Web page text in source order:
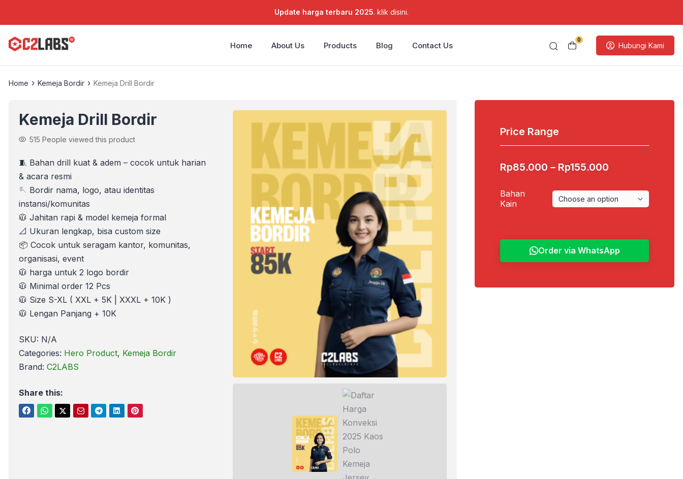
Update harga terbaru 2025. klik disini.
0
Hubungi Kami
Home About Us Products Blog Contact Us
Home › Kemeja Bordir › Kemeja Drill Bordir
Kemeja Drill Bordir
515 People viewed this product
🧵 Bahan drill kuat & adem – cocok untuk harian
& acara resmi
🪡 Bordir nama, logo, atau identitas
instansi/komunitas
🧥 Jahitan rapi & model kemeja formal
📐 Ukuran lengkap, bisa custom size
📦 Cocok untuk seragam kantor, komunitas,
organisasi, event
🧥 harga untuk 2 logo bordir
🧥 Minimal order 12 Pcs
🧥 Size S-XL ( XXL + 5K | XXXL + 10K )
🧥 Lengan Panjang + 10K
SKU: N/A
Categories: Hero Product, Kemeja Bordir
Brand: C2LABS
Share this:
Price Range
Rp85.000 – Rp155.000
Rp85.000
through
Bahan
Kain
Order via WhatsApp